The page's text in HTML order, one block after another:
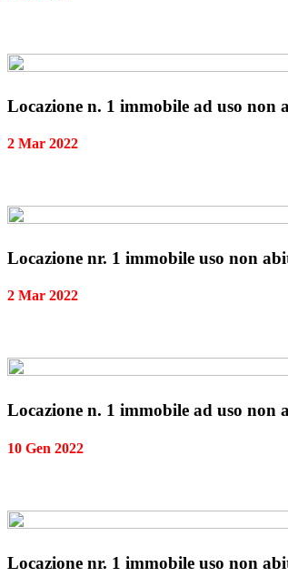
Locazione n. 1 immobile ad uso
2 Mar 2022
Locazione nr. 1 immobile uso non
2 Mar 2022
Locazione n. 1 immobile ad uso non
10 Gen 2022
Locazione nr. 1 immobile uso non